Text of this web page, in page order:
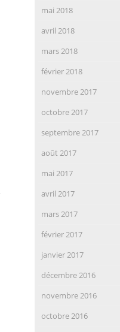
mai 2018
avril 2018
mars 2018
février 2018
novembre 2017
octobre 2017
septembre 2017
août 2017
mai 2017
avril 2017
mars 2017
février 2017
janvier 2017
décembre 2016
novembre 2016
octobre 2016